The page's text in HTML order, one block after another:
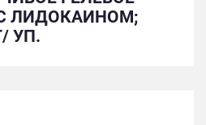
ЛИДОКАИНОМ;
УП.